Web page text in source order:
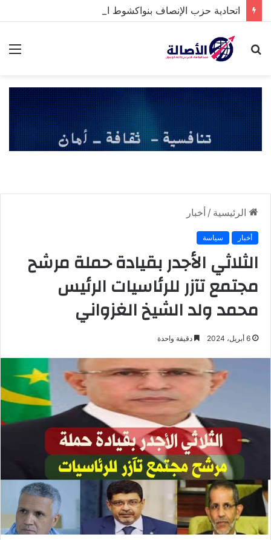
بحث
الرئيسية / أخبار
أخبار سياسة
الثلاثي الأجدر بقيادة حملة مرشح
مجتمع تآزر للرئاسيات الرئيس
محمد ولد الشيخ الغزواني
6 أبريل، 2024 دقيقة واحدة